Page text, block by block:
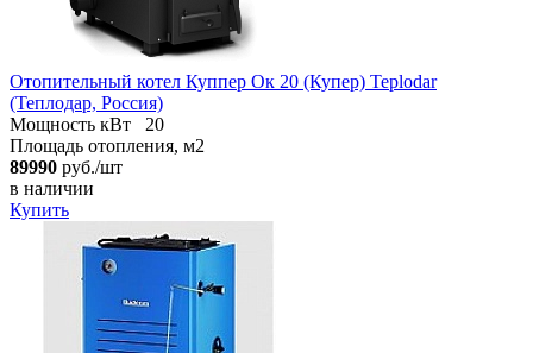
Отопительный котел Куппер Ок 20 (Купер) Teplodar
(Теплодар, Россия)
Мощность кВт
20
Площадь отопления, м2
89990 руб./шт
в наличии
Купить